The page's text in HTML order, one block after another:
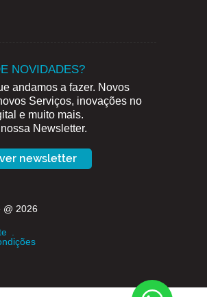
NOVIDADES?
andamos a fazer. Novos
Serviços, inovações no
e muito mais.
Newsletter.
newsletter
@ 2026
.